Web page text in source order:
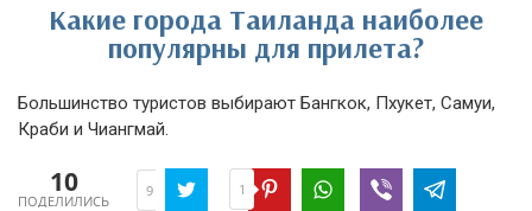
Какие города Таиланда наиболее
популярны для прилета?
Большинство туристов выбирают Бангкок, Пхукет, Самуи,
Краби и Чиангмай.
10
ПОДЕЛИЛИСЬ
9 1